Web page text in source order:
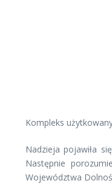
Kompleks
Nadzieja pojawiła
Następnie
Województwa